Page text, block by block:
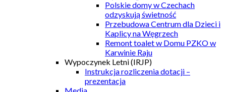
Polskie domy w Czechach
odzyskują świetność
Przebudowa Centrum dla Dzieci i
Kaplicy na Węgrzech
Remont toalet w Domu PZKO w
Karwinie Raju
Wypoczynek Letni (IRJP)
Instrukcja rozliczenia dotacji –
prezentacja